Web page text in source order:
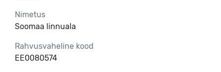
Nimetus
Soomaa linnuala
Rahvusvaheline kood
EE0080574